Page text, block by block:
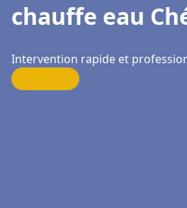
chauffe eau
Intervention rapide et